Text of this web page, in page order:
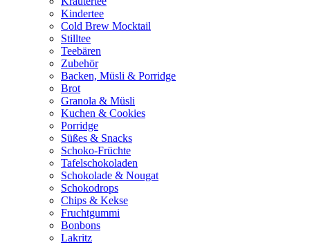
Kindertee
Cold Brew Mocktail
Stilltee
Teebären
Zubehör
Backen, Müsli & Porridge
Brot
Granola & Müsli
Kuchen & Cookies
Porridge
Süßes & Snacks
Schoko-Früchte
Tafelschokoladen
Schokolade & Nougat
Schokodrops
Chips & Kekse
Fruchtgummi
Bonbons
Lakritz